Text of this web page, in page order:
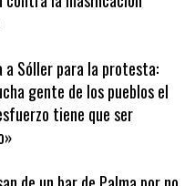
basta: 2.500 personas se
contra la masificación
a Sóller para la protesta:
gente de los pueblos el
tiene que ser